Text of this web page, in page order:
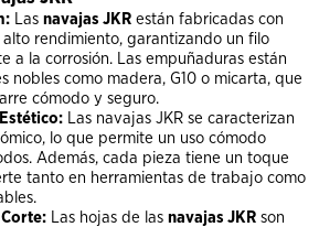
Lasnavajas JKR están fabricadas con
rendimiento, garantizando un filo
a la corrosión. Las empuñaduras están
nobles como madera, G10 o micarta, que
cómodo y seguro.
Las navajas JKR se caracterizan
lo que permite un uso cómodo
Además, cada pieza tiene un toque
tanto en herramientas de trabajo como
Las hojas de lasnavajas JKR son